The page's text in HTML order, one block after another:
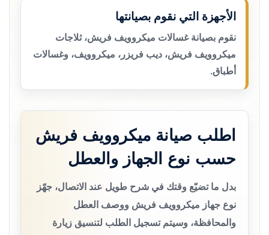
الأجهزة التي نقوم بصيانتها
نقوم بصيانة غسالات ميكروويف فريش، ثلاجات
ميكروويف فريش، ديب فريزر، ميكروويف، وغسالات
أطباق.
اطلب صيانة ميكروويف فريش
حسب نوع الجهاز والعطل
بدل ما تضيّع وقتك في شرح طويل عند الاتصال، جهّز
نوع جهاز ميكروويف فريش ووصف العطل
والمحافظة، وسيتم تسجيل الطلب لتنسيق زيارة